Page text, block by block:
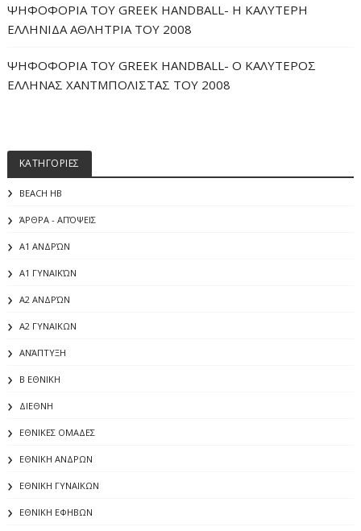
ΨΗΦΟΦΟΡΙΑ ΤΟΥ GREEK HANDBALL- H ΚΑΛΥΤΕΡΗ
ΕΛΛΗΝΙΔΑ ΑΘΛΗΤΡΙΑ ΤΟΥ 2008
ΨΗΦΟΦΟΡΙΑ ΤΟΥ GREEK HANDBALL- O ΚΑΛΥΤΕΡΟΣ
ΕΛΛΗΝΑΣ ΧΑΝΤΜΠΟΛΙΣΤΑΣ ΤΟΥ 2008
ΚΑΤΗΓΟΡΙΕΣ
BEACH HB
ΆΡΘΡΑ - ΑΠΌΨΕΙΣ
Α1 ΑΝΔΡΏΝ
Α1 ΓΥΝΑΙΚΏΝ
Α2 ΑΝΔΡΏΝ
Α2 ΓΥΝΑΙΚΩΝ
ΑΝΆΠΤΥΞΗ
Β ΕΘΝΙΚΗ
ΔΙΕΘΝΗ
ΕΘΝΙΚΕΣ ΟΜΑΔΕΣ
ΕΘΝΙΚΗ ΑΝΔΡΩΝ
ΕΘΝΙΚΗ ΓΥΝΑΙΚΩΝ
ΕΘΝΙΚΗ ΕΦΗΒΩΝ